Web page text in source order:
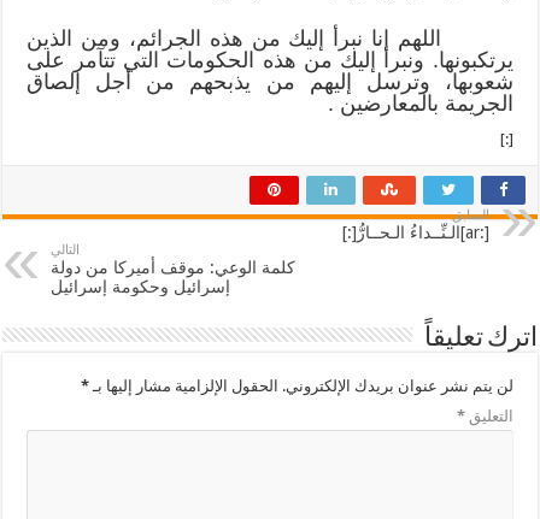
اللهم إنا نبرأ إليك من هذه الجرائم، ومن الذين
يرتكبونها. ونبرأ إليك من هذه الحكومات التي تتآمر على
شعوبها، وترسل إليهم من يذبحهم من أجل إلصاق
الجريمة بالمعارضين .
[:]
السابق
[:ar]الـنِّــداءُ الـحــارُّ[:]
التالي
كلمة الوعي: موقف أميركا من دولة
إسرائيل وحكومة إسرائيل
اترك تعليقاً
لن يتم نشر عنوان بريدك الإلكتروني. الحقول الإلزامية مشار إليها بـ*
التعليق*